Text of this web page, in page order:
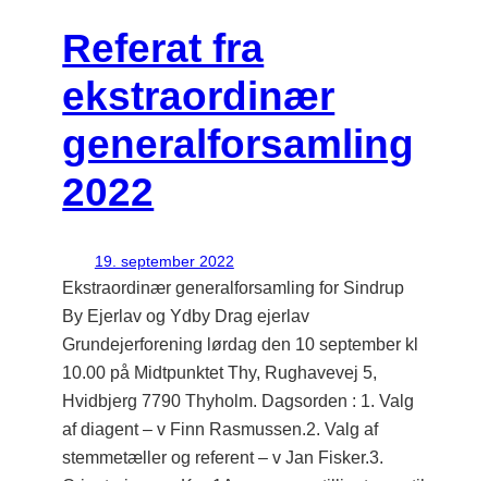
Referat fra
ekstraordinær
generalforsamling
2022
19. september 2022
Ekstraordinær generalforsamling for Sindrup
By Ejerlav og Ydby Drag ejerlav
Grundejerforening lørdag den 10 september kl
10.00 på Midtpunktet Thy, Rughavevej 5,
Hvidbjerg 7790 Thyholm. Dagsorden : 1. Valg
af diagent – v Finn Rasmussen.2. Valg af
stemmetæller og referent – v Jan Fisker.3.